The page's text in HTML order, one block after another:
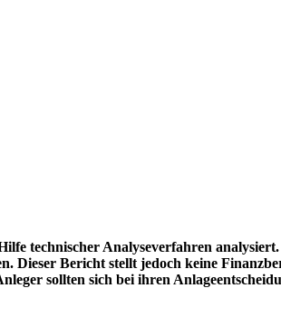
technischer Analyseverfahren
Dieser Bericht stellt jedoch keine
sollten sich bei ihren